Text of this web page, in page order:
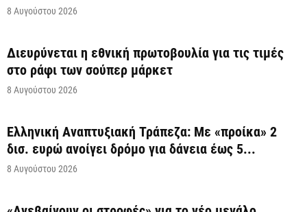
8 Αυγούστου 2026
Διευρύνεται η εθνική πρωτοβουλία για τις τιμές
στο ράφι των σούπερ μάρκετ
8 Αυγούστου 2026
Ελληνική Αναπτυξιακή Τράπεζα: Με «προίκα» 2
δισ. ευρώ ανοίγει δρόμο για δάνεια έως 5...
8 Αυγούστου 2026